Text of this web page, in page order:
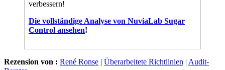
Control ansehen!
Berater